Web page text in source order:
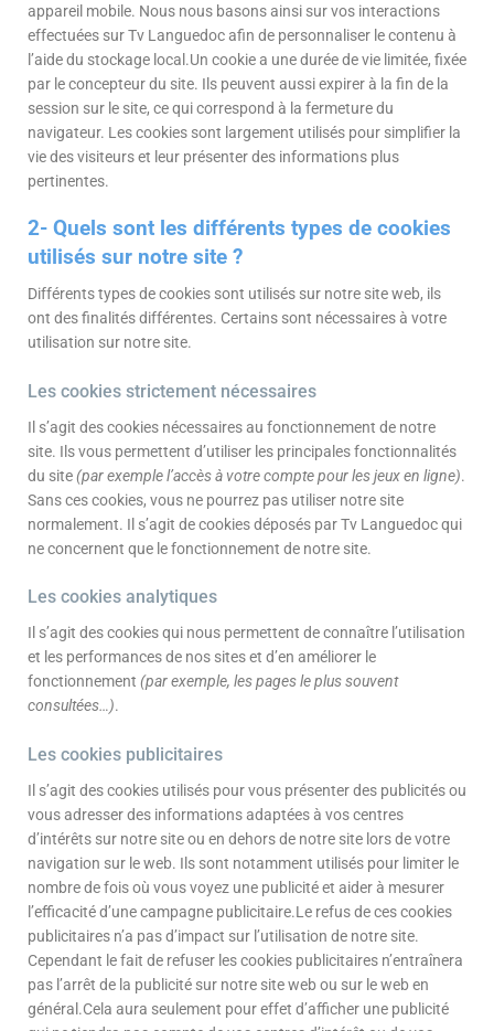
appareil mobile. Nous nous basons ainsi sur vos interactions
effectuées sur Tv Languedoc afin de personnaliser le contenu à
l’aide du stockage local.Un cookie a une durée de vie limitée, fixée
par le concepteur du site. Ils peuvent aussi expirer à la fin de la
session sur le site, ce qui correspond à la fermeture du
navigateur. Les cookies sont largement utilisés pour simplifier la
vie des visiteurs et leur présenter des informations plus
pertinentes.
2- Quels sont les différents types de cookies
utilisés sur notre site ?
Différents types de cookies sont utilisés sur notre site web, ils
ont des finalités différentes. Certains sont nécessaires à votre
utilisation sur notre site.
Les cookies strictement nécessaires
Il s’agit des cookies nécessaires au fonctionnement de notre
site. Ils vous permettent d’utiliser les principales fonctionnalités
du site(par exemple l’accès à votre compte pour les jeux en ligne).
Sans ces cookies, vous ne pourrez pas utiliser notre site
normalement. Il s’agit de cookies déposés par Tv Languedoc qui
ne concernent que le fonctionnement de notre site.
Les cookies analytiques
Il s’agit des cookies qui nous permettent de connaître l’utilisation
et les performances de nos sites et d’en améliorer le
fonctionnement (par exemple, les pages le plus souvent
consultées…).
Les cookies publicitaires
Il s’agit des cookies utilisés pour vous présenter des publicités ou
vous adresser des informations adaptées à vos centres
d’intérêts sur notre site ou en dehors de notre site lors de votre
navigation sur le web. Ils sont notamment utilisés pour limiter le
nombre de fois où vous voyez une publicité et aider à mesurer
l’efficacité d’une campagne publicitaire.Le refus de ces cookies
publicitaires n’a pas d’impact sur l’utilisation de notre site.
Cependant le fait de refuser les cookies publicitaires n’entraînera
pas l’arrêt de la publicité sur notre site web ou sur le web en
général.Cela aura seulement pour effet d’afficher une publicité